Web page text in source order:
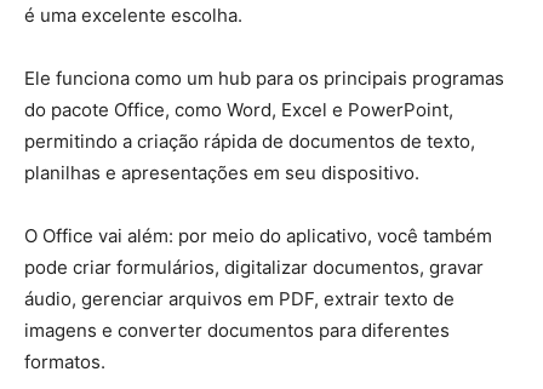
é uma excelente escolha.
Ele funciona como um hub para os principais programas
do pacote Office, como Word, Excel e PowerPoint,
permitindo a criação rápida de documentos de texto,
planilhas e apresentações em seu dispositivo.
O Office vai além: por meio do aplicativo, você também
pode criar formulários, digitalizar documentos, gravar
áudio, gerenciar arquivos em PDF, extrair texto de
imagens e converter documentos para diferentes
formatos.